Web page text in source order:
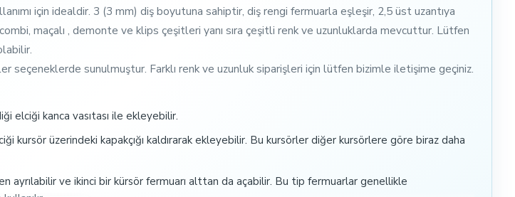
için idealdir. 3 (3 mm) diş boyutuna sahiptir, diş rengi fermuarla eşleşir, 2,5 üst uzantıya
maçalı , demonte ve klips çeşitleri yanı sıra çeşitli renk ve uzunluklarda mevcuttur. Lütfen
seçeneklerde sunulmuştur. Farklı renk ve uzunluk siparişleri için lütfen bizimle iletişime geçiniz.
elciği kanca vasıtası ile ekleyebilir.
kursör üzerindeki kapakçığı kaldırarak ekleyebilir. Bu kursörler diğer kursörlere göre biraz daha
ayrılabilir ve ikinci bir kürsör fermuarı alttan da açabilir. Bu tip fermuarlar genellikle